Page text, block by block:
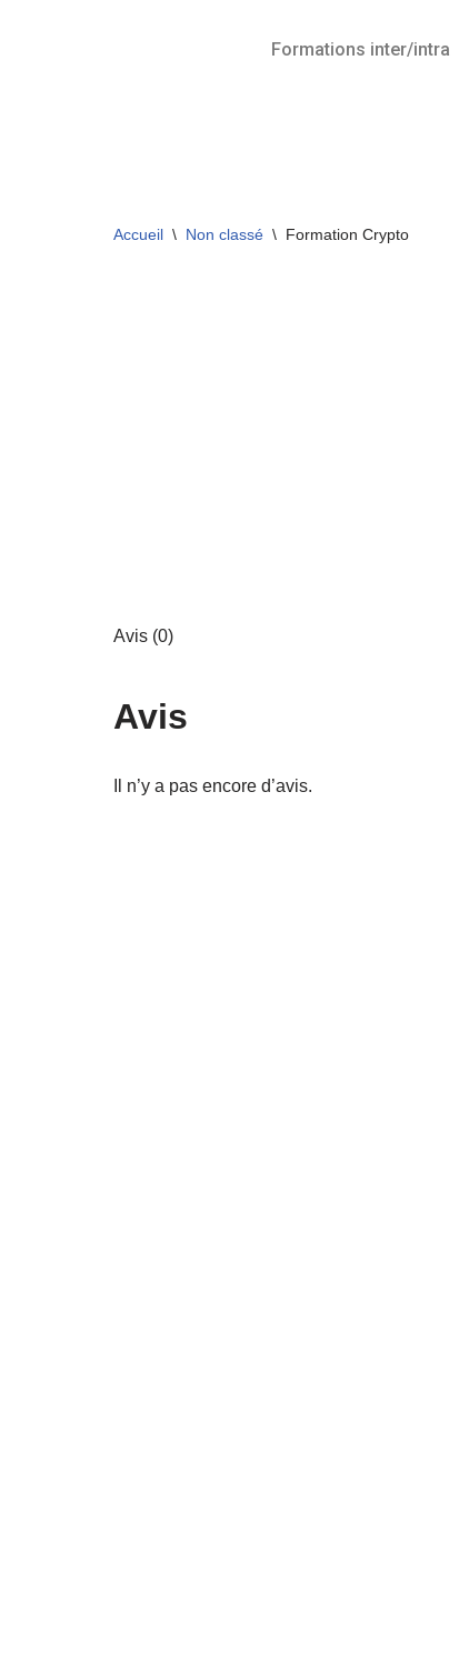
Formations inter/intra
Accueil \ Non classé \ Formation Crypto
Avis (0)
Avis
Il n’y a pas encore d’avis.